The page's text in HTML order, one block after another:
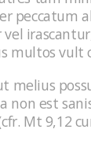
peccatum
multos vult
melius
non est
Mt 9,12